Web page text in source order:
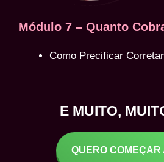
Módulo 7 – Quanto
Como Precificar
E MUITO,
QUERO COMEÇAR